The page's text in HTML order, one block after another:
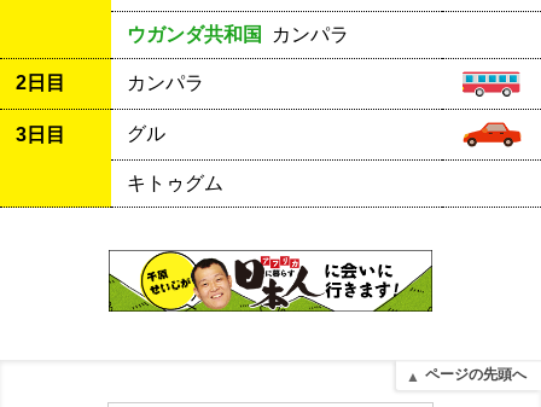
ウガンダ共和国 カンパラ
2日目 カンパラ
3日目 グル
キトゥグム
ページの先頭へ